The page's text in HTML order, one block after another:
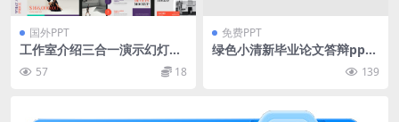
国外PPT
工作室介绍三合一演示幻灯片
模板 Summer Studio Prese
ntation Template
57 18
免费PPT
绿色小清新毕业论文答辩ppt
139